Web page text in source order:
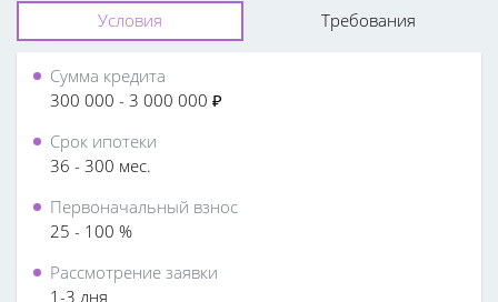
Условия Требования
Сумма кредита
300 000 - 3 000 000 ₽
Срок ипотеки
36 - 300 мес.
Первоначальный взнос
25 - 100 %
Рассмотрение заявки
1-3 дня